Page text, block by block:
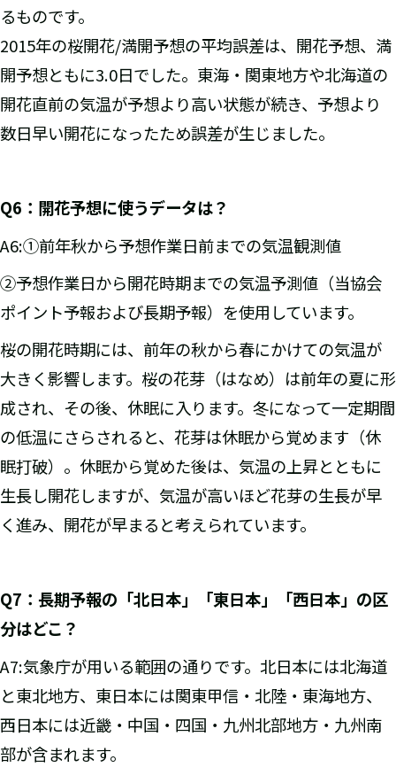
るものです。
2015年の桜開花/満開予想の平均誤差は、開花予想、満
開予想ともに3.0日でした。東海・関東地方や北海道の
開花直前の気温が予想より高い状態が続き、予想より
数日早い開花になったため誤差が生じました。
Q6 ：開花予想に使うデータは？
A6:①前年秋から予想作業日前までの気温観測値
②予想作業日から開花時期までの気温予測値（当協会
ポイント予報および長期予報）を使用しています。
桜の開花時期には、前年の秋から春にかけての気温が
大きく影響します。桜の花芽（はなめ）は前年の夏に形
成され、その後、休眠に入ります。冬になって一定期間
の低温にさらされると、花芽は休眠から覚めます（休
眠打破）。休眠から覚めた後は、気温の上昇とともに
生長し開花しますが、気温が高いほど花芽の生長が早
く進み、開花が早まると考えられています。
Q7 ：長期予報の「北日本」「東日本」「西日本」の区
分はどこ？
A7:気象庁が用いる範囲の通りです。北日本には北海道
と東北地方、東日本には関東甲信・北陸・東海地方、
西日本には近畿・中国・四国・九州北部地方・九州南
部が含まれます。